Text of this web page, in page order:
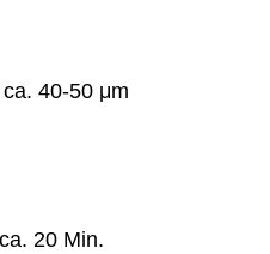
40-50 μm
20 Min.